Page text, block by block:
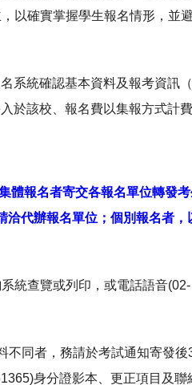
以確實掌握學生報名情形，並
系統確認基本資料及報考資訊
於該校、報名費以集報方式計費
體報名者寄交各報名單位轉發考
洽代辦報名單位；個別報名者，
統查覽或列印，或電話語音(02-
不同者，務請於考試通知寄發後
身分證影本、更正項目及聯